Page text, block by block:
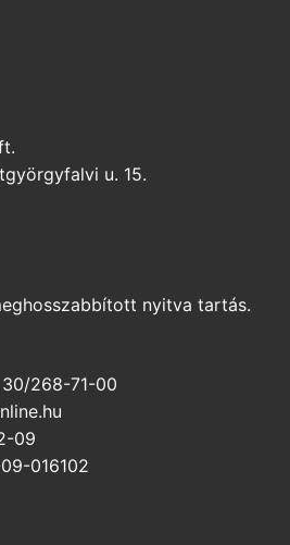
u. 15.
nyitva tartás.
268-71-00
09
016102